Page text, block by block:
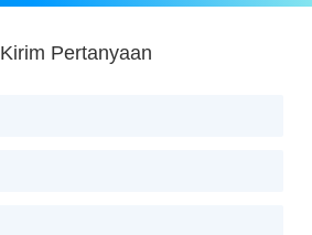
Kirim Pertanyaan